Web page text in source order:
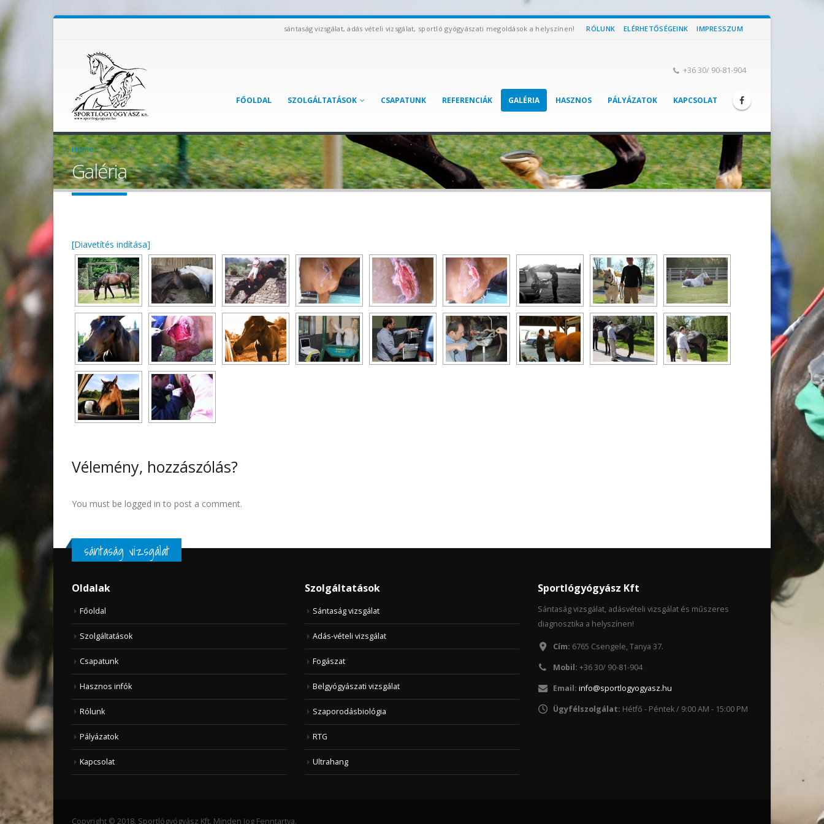
sántaság vizsgálat, adás vételi vizsgálat, sportló gyógyászati megoldások a helyszínen! RÓLUNK ELÉRHETŐSÉGEINK IMPRESSZUM
+36 30/ 90-81-904
FŐOLDAL SZOLGÁLTATÁSOK CSAPATUNK REFERENCIÁK GALÉRIA HASZNOS PÁLYÁZATOK KAPCSOLAT
Home Galéria
Galéria
[Diavetítés indítása]
Vélemény, hozzászólás?
You must be logged in to post a comment.
sántaság vizsgálat
Oldalak
Főoldal
Szolgáltatások
Csapatunk
Hasznos infók
Rólunk
Pályázatok
Kapcsolat
Szolgáltatások
Sántaság vizsgálat
Adás-vételi vizsgálat
Fogászat
Belgyógyászati vizsgálat
Szaporodásbiológia
RTG
Ultrahang
Sportlógyógyász Kft
Sántaság vizsgálat, adásvételi vizsgálat és műszeres
diagnosztika a helyszínen!
Cím: 6765 Csengele, Tanya 37.
Mobil: +36 30/ 90-81-904
Email: info@sportlogyogyasz.hu
Ügyfélszolgálat: Hétfő - Péntek / 9:00 AM - 15:00 PM
Copyright © 2018. Sportlógyógyász Kft. Minden Jog Fenntartva.